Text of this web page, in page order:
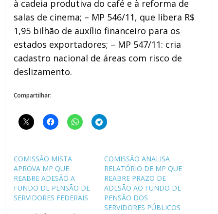
à cadeia produtiva do café e à reforma de
salas de cinema; – MP 546/11, que libera R$
1,95 bilhão de auxílio financeiro para os
estados exportadores; – MP 547/11: cria
cadastro nacional de áreas com risco de
deslizamento.
Compartilhar:
COMISSÃO MISTA
APROVA MP QUE
REABRE ADESÃO A
FUNDO DE PENSÃO DE
SERVIDORES FEDERAIS
COMISSÃO ANALISA
RELATÓRIO DE MP QUE
REABRE PRAZO DE
ADESÃO AO FUNDO DE
PENSÃO DOS
SERVIDORES PÚBLICOS